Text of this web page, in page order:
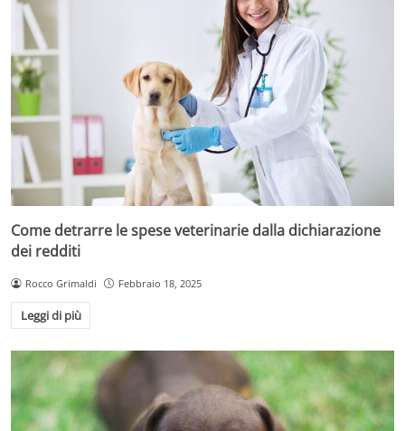
Come detrarre le spese veterinarie dalla dichiarazione
dei redditi
Rocco Grimaldi Febbraio 18, 2025
Leggi di più